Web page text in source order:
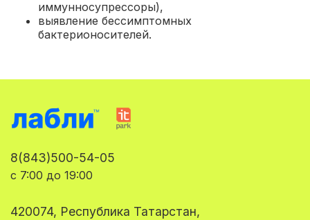
иммунносупрессоры),
выявление бессимптомных
бактерионосителей.
8(843)500-54-05
с 7:00 до 19:00
420074, Республика Татарстан,